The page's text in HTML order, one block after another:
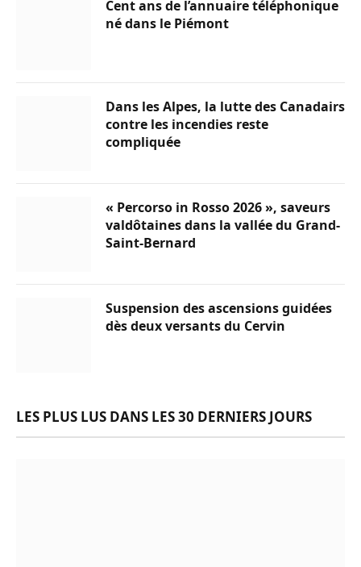
Cent ans de l’annuaire téléphonique
né dans le Piémont
Dans les Alpes, la lutte des Canadairs
contre les incendies reste
compliquée
« Percorso in Rosso 2026 », saveurs
valdôtaines dans la vallée du Grand-
Saint-Bernard
Suspension des ascensions guidées
dès deux versants du Cervin
LES PLUS LUS DANS LES 30 DERNIERS JOURS